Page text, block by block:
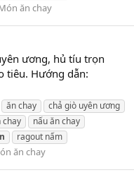
ăn chay
ương, hủ tíu trọn
tiêu. Hướng dẫn:
ăn chay
chả giò uyên ương
chay
nấu ăn chay
ragout nấm
ăn chay